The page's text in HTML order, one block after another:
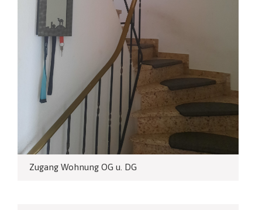
Zugang Wohnung OG u. DG